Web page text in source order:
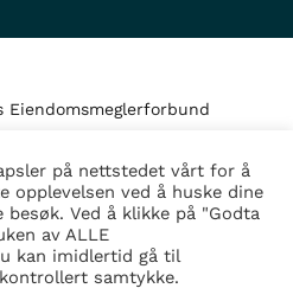
Eiendomsmeglerforbund
og cookies
samtykke
avFortress
på nettstedet vårt for å
opplevelsen ved å huske dine
Ved å klikke på "Godta
av ALLE
kan imidlertid gå til
samtykke.